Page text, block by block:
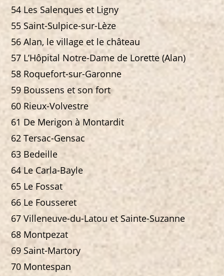
54 Les Salenques et Ligny
55 Saint-Sulpice-sur-Lèze
56 Alan, le village et le château
57 L’Hôpital Notre-Dame de Lorette (Alan)
58 Roquefort-sur-Garonne
59 Boussens et son fort
60 Rieux-Volvestre
61 De Merigon à Montardit
62 Tersac-Gensac
63 Bedeille
64 Le Carla-Bayle
65 Le Fossat
66 Le Fousseret
67 Villeneuve-du-Latou et Sainte-Suzanne
68 Montpezat
69 Saint-Martory
70 Montespan